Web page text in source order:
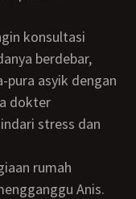
berdebar,
pura asyik dengan
dokter
stress dan
Anis.